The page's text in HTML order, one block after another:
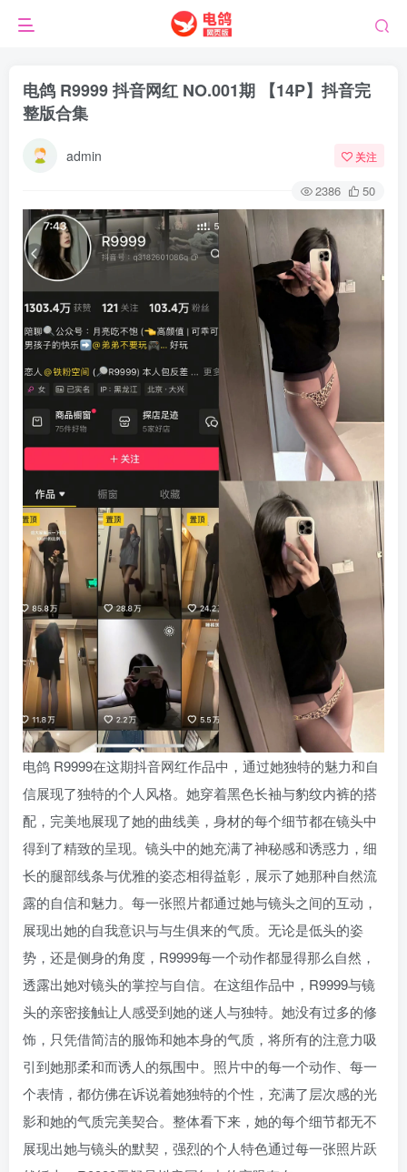
电鸽 R9999 抖音网红 NO.001期 【14P】抖音完
整版合集
admin 关注
2386 50
电鸽 R9999在这期抖音网红作品中，通过她独特的魅力和自
信展现了独特的个人风格。她穿着黑色长袖与豹纹内裤的搭
配，完美地展现了她的曲线美，身材的每个细节都在镜头中
得到了精致的呈现。镜头中的她充满了神秘感和诱惑力，细
长的腿部线条与优雅的姿态相得益彰，展示了她那种自然流
露的自信和魅力。每一张照片都通过她与镜头之间的互动，
展现出她的自我意识与与生俱来的气质。无论是低头的姿
势，还是侧身的角度，R9999每一个动作都显得那么自然，
透露出她对镜头的掌控与自信。在这组作品中，R9999与镜
头的亲密接触让人感受到她的迷人与独特。她没有过多的修
饰，只凭借简洁的服饰和她本身的气质，将所有的注意力吸
引到她那柔和而诱人的氛围中。照片中的每一个动作、每一
个表情，都仿佛在诉说着她独特的个性，充满了层次感的光
影和她的气质完美契合。整体看下来，她的每个细节都无不
展现出她与镜头的默契，强烈的个人特色通过每一张照片跃